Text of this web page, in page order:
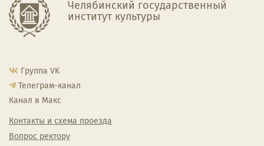
Челябинский государственный
институт культуры
Группа VK
Телеграм-канал
Канал в Макс
Контакты и схема проезда
Вопрос ректору